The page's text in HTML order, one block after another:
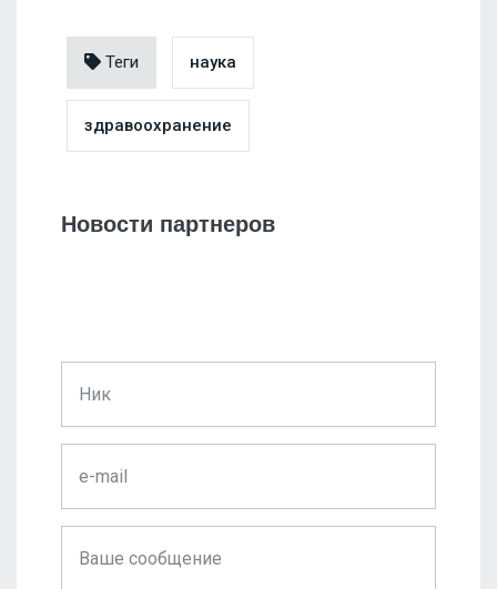
Теги наука
здравоохранение
Новости партнеров